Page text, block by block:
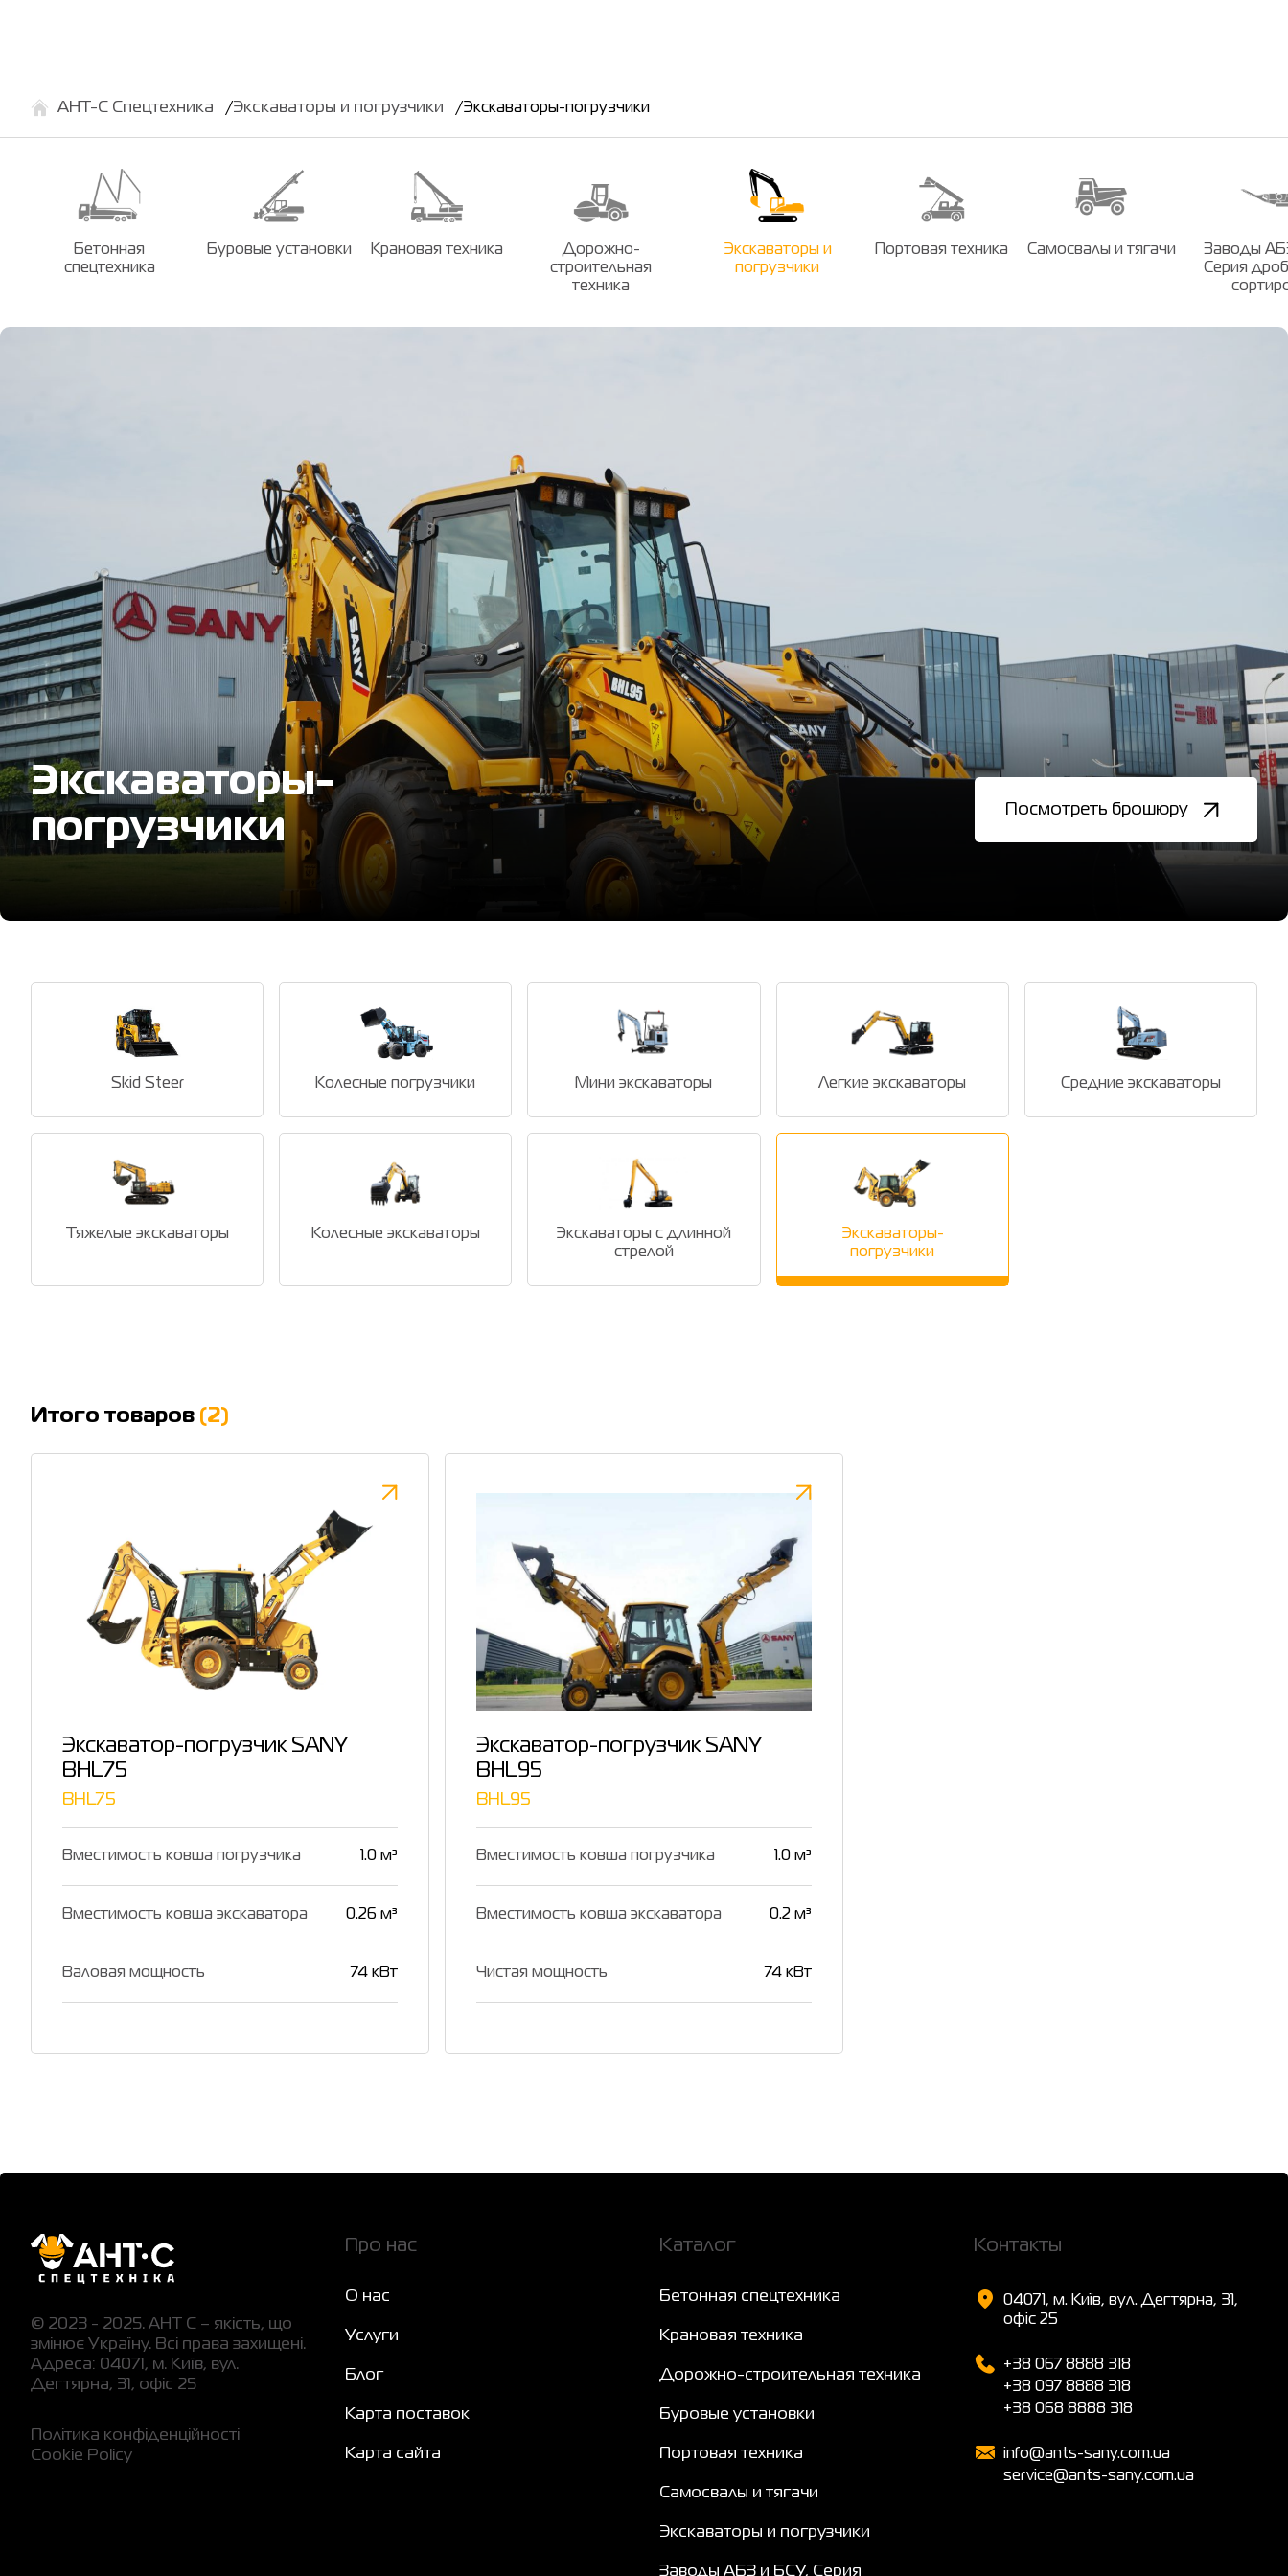
АНТ-С Спецтехника Экскаваторы и погрузчики Экскаваторы-погрузчики
Бетонная
спецтехника
Буровые установки Крановая техника
Дорожно-
строительная
техника
Экскаваторы и
погрузчики
Портовая техника Самосвалы и тягачи
Заводы
Серия
Экскаваторы-
погрузчики
Посмотреть брошюру
Skid Steer Колесные погрузчики Мини экскаваторы Легкие экскаваторы Средние экскаваторы
Тяжелые экскаваторы Колесные экскаваторы
Экскаваторы с длинной
стрелой
Экскаваторы-
погрузчики
Итого товаров (2)
Экскаватор-погрузчик SANY
BHL75
BHL75
Вместимость ковша погрузчика 1.0 м³
Вместимость ковша экскаватора 0.26 м³
Валовая мощность 74 кВт
Экскаватор-погрузчик SANY
BHL95
BHL95
Вместимость ковша погрузчика 1.0 м³
Вместимость ковша экскаватора 0.2 м³
Чистая мощность 74 кВт
© 2023 - 2025. АНТ С – якість, що
змінює Україну. Всі права захищені.
Адреса: 04071, м. Київ, вул.
Дегтярна, 31, офіс 25
Політика конфіденційності
Cookie Policy
Про нас
О нас
Услуги
Блог
Карта поставок
Карта сайта
Каталог
Бетонная спецтехника
Крановая техника
Дорожно-строительная техника
Буровые установки
Портовая техника
Самосвалы и тягачи
Экскаваторы и погрузчики
Заводы АБЗ и БСУ, Серия
Контакты
04071, м. Київ, вул. Дегтярна, 31,
офіс 25
+38 067 8888 318
+38 097 8888 318
+38 068 8888 318
info@ants-sany.com.ua
service@ants-sany.com.ua